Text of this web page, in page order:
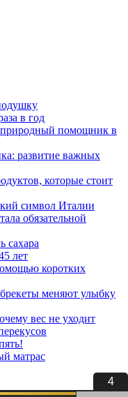
3
в год
помощник в
развитие важных
которые стоит
символ Италии
обязательной
сахара
лет
коротких
меняют улыбку
вес не уходит
матрас